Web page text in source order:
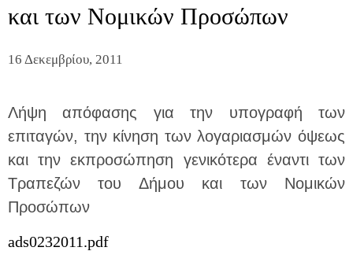
και των Νομικών Προσώπων
16 Δεκεμβρίου, 2011
Λήψη απόφασης για την υπογραφή των
επιταγών, την κίνηση των λογαριασμών όψεως
και την εκπροσώπηση γενικότερα έναντι των
Τραπεζών του Δήμου και των Νομικών
Προσώπων
ads0232011.pdf